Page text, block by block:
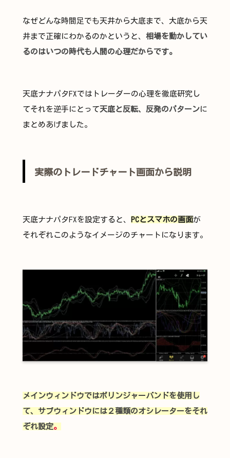
なぜどんな時間足でも天井から大底まで、大底から天
井まで正確にわかるのかというと、 相場を動かしてい
るのはいつの時代も人間の心理だからです。
天底ナナパタFXではトレーダーの心理を徹底研究し
てそれを逆手にとって天底と反転、反発のパターンに
まとめあげました。
実際のトレードチャート画面から説明
天底ナナパタFXを設定すると、 PCとスマホの画面が
それぞれこのようなイメージのチャートになります。
メインウィンドウではボリンジャーバンドを使用し
て、サブウィンドウには２種類のオシレーターをそれ
ぞれ設定。